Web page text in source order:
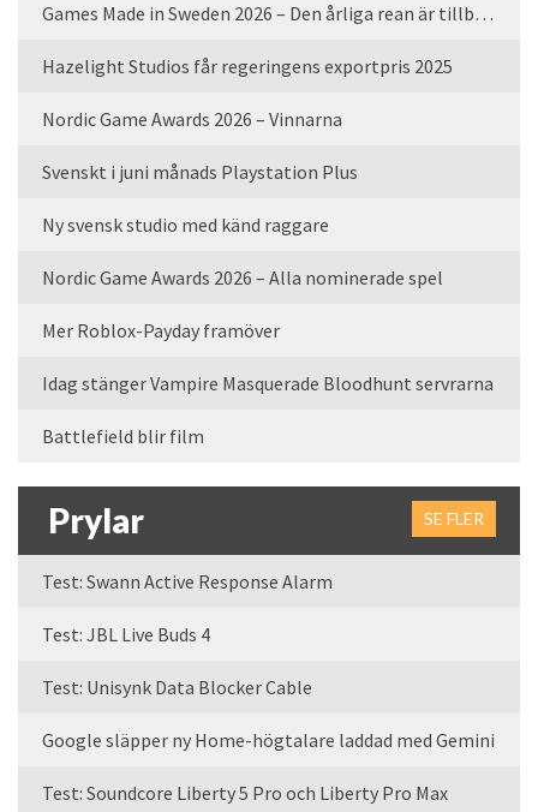
Games Made in Sweden 2026 – Den årliga rean är tillbaka
Hazelight Studios får regeringens exportpris 2025
Nordic Game Awards 2026 – Vinnarna
Svenskt i juni månads Playstation Plus
Ny svensk studio med känd raggare
Nordic Game Awards 2026 – Alla nominerade spel
Mer Roblox-Payday framöver
Idag stänger Vampire Masquerade Bloodhunt servrarna
Battlefield blir film
Prylar SE FLER
Test: Swann Active Response Alarm
Test: JBL Live Buds 4
Test: Unisynk Data Blocker Cable
Google släpper ny Home-högtalare laddad med Gemini
Test: Soundcore Liberty 5 Pro och Liberty Pro Max